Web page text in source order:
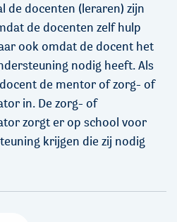
de docenten (leraren) zijn
de docenten zelf hulp
ook omdat de docent het
nodig heeft. Als
de mentor of zorg- of
in. De zorg- of
zorgt er op school voor
krijgen die zij nodig